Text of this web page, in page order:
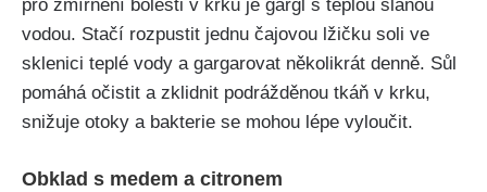
‍pro zmírnění bolesti v ⁢krku je gárgl s ⁤teplou ⁤slanou⁤
vodou. ‍Stačí rozpustit‌ jednu čajovou lžičku ‌soli ve
‌sklenici‌ teplé vody ⁢a gargarovat několikrát denně. Sůl
pomáhá očistit a zklidnit podrážděnou​ tkáň v ⁣krku,
snižuje otoky a bakterie se mohou lépe⁤ vyloučit.
Obklad ⁤s medem a citronem